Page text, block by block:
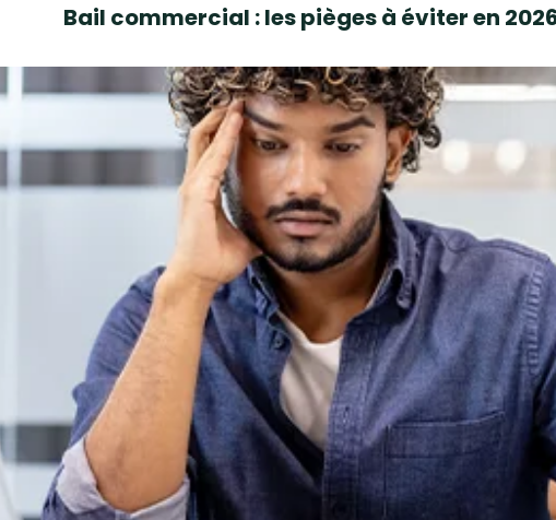
Bail commercial : les pièges à éviter en